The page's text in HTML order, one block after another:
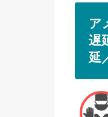
ア
遅
延